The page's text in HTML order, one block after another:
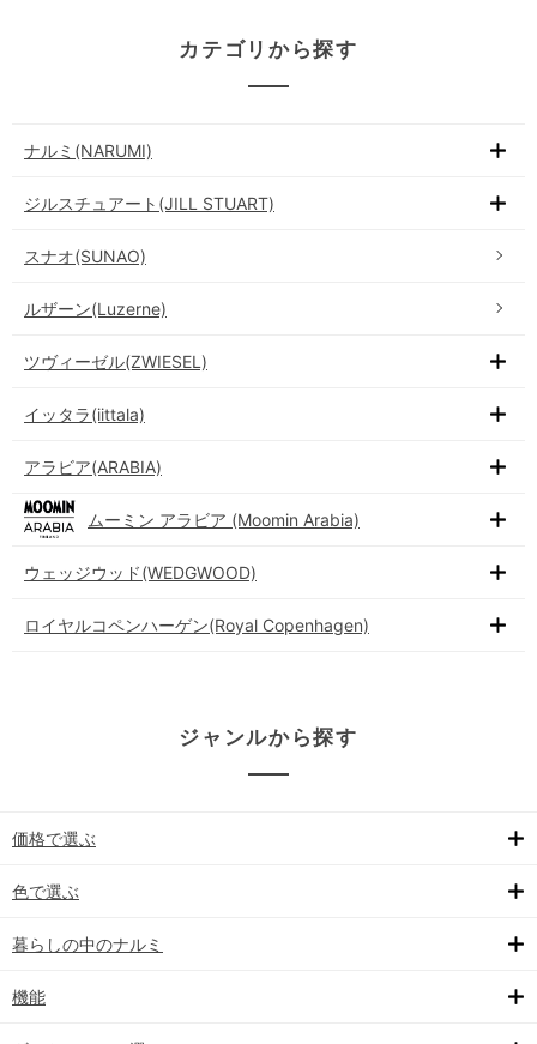
カテゴリから探す
ナルミ(NARUMI)
ジルスチュアート(JILL STUART)
スナオ(SUNAO)
ルザーン(Luzerne)
ツヴィーゼル(ZWIESEL)
イッタラ(iittala)
アラビア(ARABIA)
ムーミン アラビア (Moomin Arabia)
ウェッジウッド(WEDGWOOD)
ロイヤルコペンハーゲン(Royal Copenhagen)
ジャンルから探す
価格で選ぶ
色で選ぶ
暮らしの中のナルミ
機能